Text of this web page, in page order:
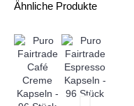
Ähnliche Produkte